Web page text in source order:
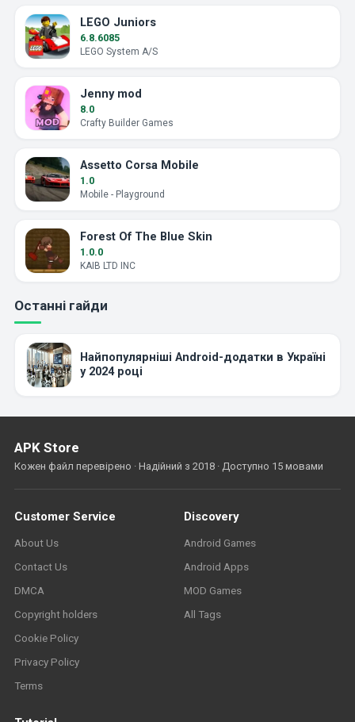
LEGO Juniors
6.8.6085
LEGO System A/S
Jenny mod
8.0
Crafty Builder Games
Assetto Corsa Mobile
1.0
Mobile - Playground
Forest Of The Blue Skin
1.0.0
KAIB LTD INC
Останні гайди
Найпопулярніші Android-додатки в Україні
у 2024 році
APK Store
Кожен файл перевірено · Надійний з 2018 · Доступно 15 мовами
Customer Service
About Us
Contact Us
DMCA
Copyright holders
Cookie Policy
Privacy Policy
Terms
Discovery
Android Games
Android Apps
MOD Games
All Tags